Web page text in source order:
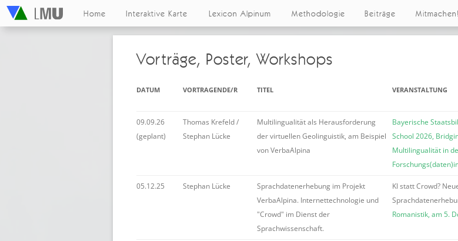
Home Interaktive Karte Lexicon Alpinum Methodologie Beiträge Mitmachen!
Vorträge, Poster, Workshops
DATUM VORTRAGENDE/R TITEL VERANSTALTUNG
09.09.26
(geplant)
Thomas Krefeld /
Stephan Lücke
Multilingualität als Herausforderung
der virtuellen Geolinguistik, am Beispiel
von VerbaAlpina
Bayerische
School 2026,
Multilingualität in
05.12.25 Stephan Lücke
Sprachdatenerhebung im Projekt
VerbaAlpina. Internettechnologie und
"Crowd" im Dienst der
Sprachwissenschaft.
KI statt Crowd?
Romanistik, am 5.